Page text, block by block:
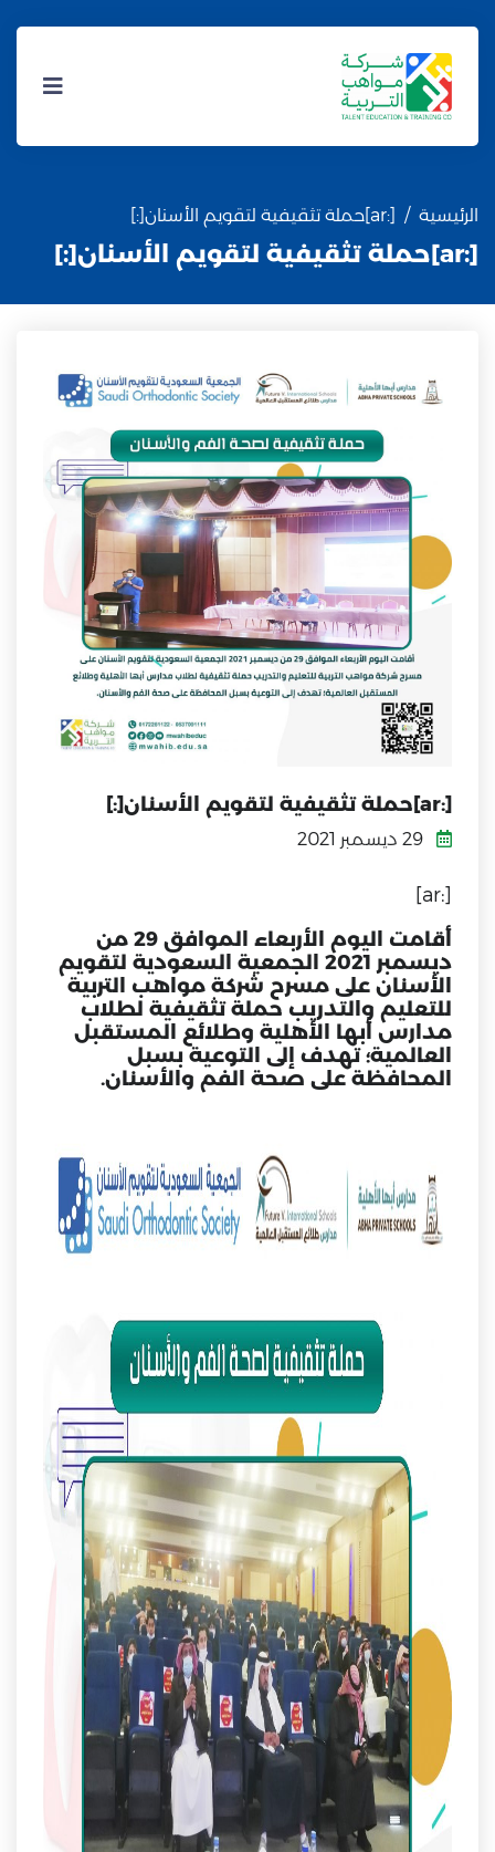
الرئيسية [:ar]حملة تثقيفية لتقويم الأسنان[:]
[:ar]حملة تثقيفية لتقويم الأسنان[:]
[:ar]حملة تثقيفية لتقويم الأسنان[:]
[:ar]
أقامت اليوم الأربعاء الموافق 29 من
ديسمبر 2021 الجمعية السعودية لتقويم
الأسنان على مسرح شركة مواهب التربية
للتعليم والتدريب حملة تثقيفية لطلاب
مدارس أبها الأهلية وطلائع المستقبل
العالمية؛ تهدف إلى التوعية بسبل
المحافظة على صحة الفم والأسنان.